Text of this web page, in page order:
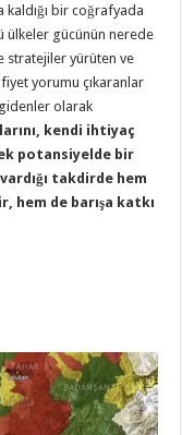
kaldığı bir coğrafyada
ülkeler gücünün nerede
stratejiler yürüten ve
yorumu çıkaranlar
gidenler olarak
kendi ihtiyaç
potansiyelde bir
takdirde hem
hem de barışa katkı